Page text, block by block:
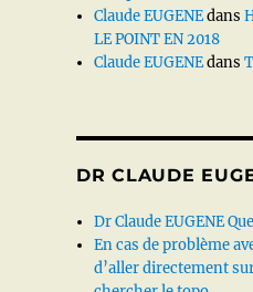
Claude EUGENEdans
LE POINT EN 2018
Claude EUGENEdans
DR CLAUDE
Dr Claude EUGENE
En cas de problème
d’aller directement